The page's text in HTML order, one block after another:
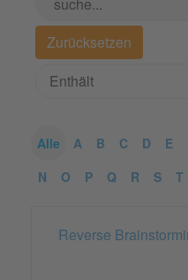
Alle A B C D E
N
O P Q R S T
Reverse